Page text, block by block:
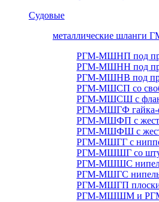
Судовые
металлические шланги
РГМ-МШНП под
РГМ-МШНН под
РГМ-МШНВ под
РГМ-МШСП со
РГМ-МШСШ с
РГМ-МШГФ гайка-
РГМ-МШФП с
РГМ-МШФШ с
РГМ-МШГГ с
РГМ-МШШГ со
РГМ-МШШС
РГМ-МШГС нипель
РГМ-МШГП
РГМ-МШШМ и